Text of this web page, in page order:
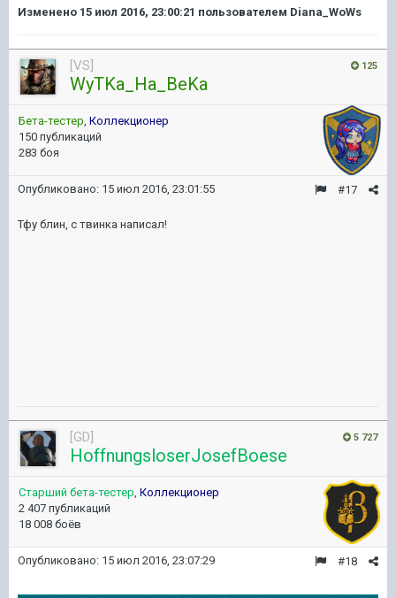
Изменено 15 июл 2016, 23:00:21 пользователем Diana_WoWs
125
[VS]
WyTKa_Ha_BeKa
Бета-тестер, Коллекционер
150 публикаций
283 боя
#17
Опубликовано: 15 июл 2016, 23:01:55
Тфу блин, с твинка написал!
5 727
[GD]
HoffnungsloserJosefBoese
Старший бета-тестер, Коллекционер
2 407 публикаций
18 008 боёв
#18
Опубликовано: 15 июл 2016, 23:07:29